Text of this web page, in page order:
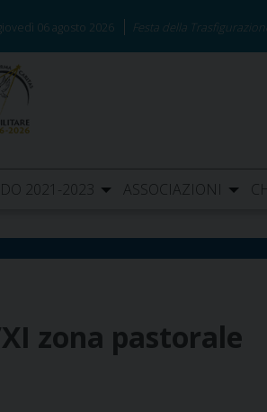
06 agosto 2026 Festa della
2021-2023 ASSOCIAZIONI
zona pastorale